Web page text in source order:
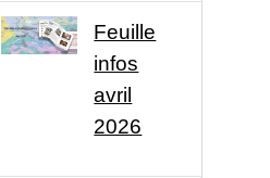
Feuille
infos
avril
2026